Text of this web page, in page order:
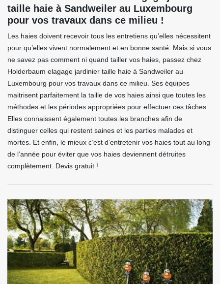
taille haie à Sandweiler au Luxembourg
pour vos travaux dans ce milieu !
Les haies doivent recevoir tous les entretiens qu’elles nécessitent
pour qu’elles vivent normalement et en bonne santé. Mais si vous
ne savez pas comment ni quand tailler vos haies, passez chez
Holderbaum elagage jardinier taille haie à Sandweiler au
Luxembourg pour vos travaux dans ce milieu. Ses équipes
maitrisent parfaitement la taille de vos haies ainsi que toutes les
méthodes et les périodes appropriées pour effectuer ces tâches.
Elles connaissent également toutes les branches afin de
distinguer celles qui restent saines et les parties malades et
mortes. Et enfin, le mieux c’est d’entretenir vos haies tout au long
de l’année pour éviter que vos haies deviennent détruites
complètement. Devis gratuit !